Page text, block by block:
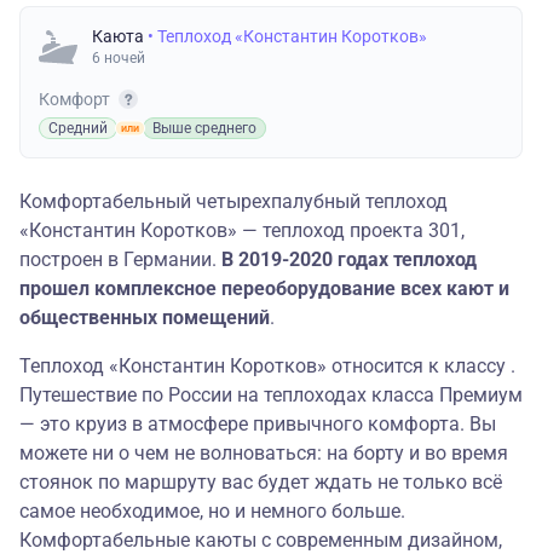
Каюта • Теплоход «Константин Коротков»
6 ночей
Комфорт
Средний Выше среднего
Комфортабельный четырехпалубный теплоход
«Константин Коротков» — теплоход проекта 301,
построен в Германии. В 2019-2020 годах теплоход
прошел комплексное переоборудование всех кают и
общественных помещений.
Теплоход «Константин Коротков» относится к классу .
Путешествие по России на теплоходах класса Премиум
— это круиз в атмосфере привычного комфорта. Вы
можете ни о чем не волноваться: на борту и во время
стоянок по маршруту вас будет ждать не только всё
самое необходимое, но и немного больше.
Комфортабельные каюты с современным дизайном,